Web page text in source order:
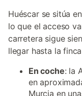
Huéscar se sitúa
lo que el acceso
carretera sigue
llegar hasta la
En coche: la
en
Murcia en